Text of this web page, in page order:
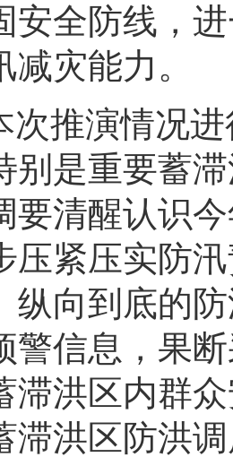
安全防线，
灾能力。
次推演情况
别是重要蓄
要清醒认识
压紧压实防
纵向到底的
警信息，果
滞洪区内群
滞洪区防洪